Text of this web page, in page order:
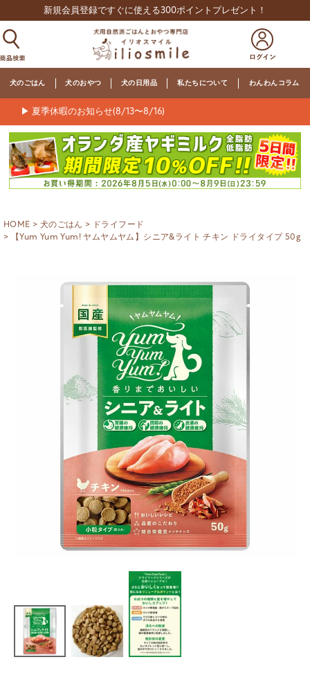
新規会員登録ですぐに使える300ポイントプレゼント！
犬のごはん 犬のおやつ 犬の日用品 私たちについて わんわんコラム
▶ 夏季休暇のお知らせ(8/13〜8/16)
HOME 犬のごはん
ドライフード
【Yum Yum Yum! ヤムヤムヤム】シニア&ライト チキン ドライタイプ 50g